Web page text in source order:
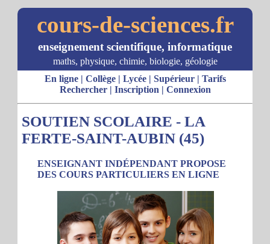
cours-de-sciences.fr
enseignement scientifique, informatique
maths, physique, chimie, biologie, géologie
En ligne| Collège| Lycée| Supérieur| Tarifs
Rechercher| Inscription | Connexion
SOUTIEN SCOLAIRE - LA
FERTE-SAINT-AUBIN (45)
ENSEIGNANT INDÉPENDANT PROPOSE
DES COURS PARTICULIERS EN LIGNE